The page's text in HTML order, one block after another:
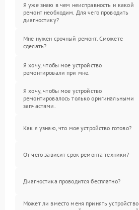
Я уже знаю в чем неисправность и какой
ремонт необходим. Для чего проводить
диагностику?
Мне нужен срочный ремонт. Сможете
сделать?
Я хочу, чтобы мое устройство
ремонтировали при мне.
Я хочу, чтобы мое устройство
ремонтировалось только оригинальными
запчастями.
Как я узнаю, что мое устройство готово?
От чего зависит срок ремонта техники?
Диагностика проводится бесплатно?
Может ли вместо меня принять устройство